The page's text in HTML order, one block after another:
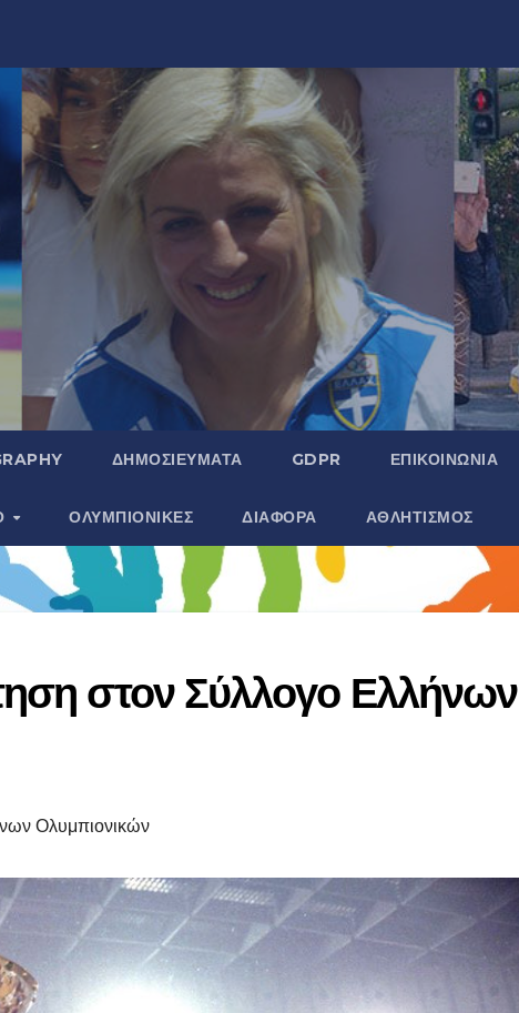
ΔΗΜΟΣΙΕΎΜΑΤΑ GDPR ΕΠΙΚΟΙΝΩΝΊΑ
ΟΛΥΜΠΙΟΝΊΚΕΣ ΔΙΆΦΟΡΑ ΑΘΛΗΤΙΣΜΌΣ
στον Σύλλογο Ελλήνων
Ολυμπιονικών